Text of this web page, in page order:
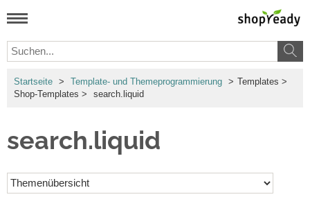
Startseite > Template- und Themeprogrammierung > Templates >
Shop-Templates > search.liquid
search.liquid